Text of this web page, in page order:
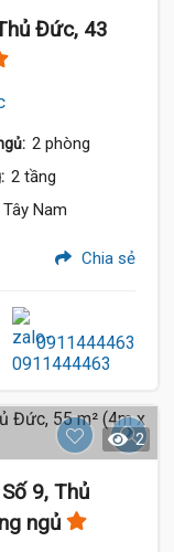
Đức, 43
2 phòng
2 tầng
Tây Nam
Chia sẻ
0911444463
2
9, Thủ
ngủ